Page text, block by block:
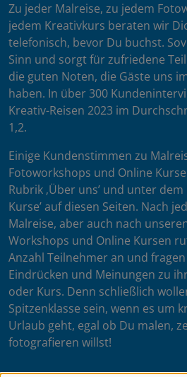
Zu jeder Malreise, zu jedem
jedem Kreativkurs beraten wir
telefonisch, bevor Du buchst.
Sinn und sorgt für zufriedene
die guten Noten, die Gäste uns
haben. In über 300
Kreativ-Reisen 2023 im
1,2.
Einige Kundenstimmen zu
Fotoworkshops und Online
Rubrik ‚Über uns’ und unter
Kurse’ auf diesen Seiten. Nach
Malreise, aber auch nach
Workshops und Online Kursen
Anzahl Teilnehmer an und
Eindrücken und Meinungen zu
oder Kurs. Denn schließlich
Spitzenklasse sein, wenn es um
Urlaub geht, egal ob Du malen,
fotografieren willst!